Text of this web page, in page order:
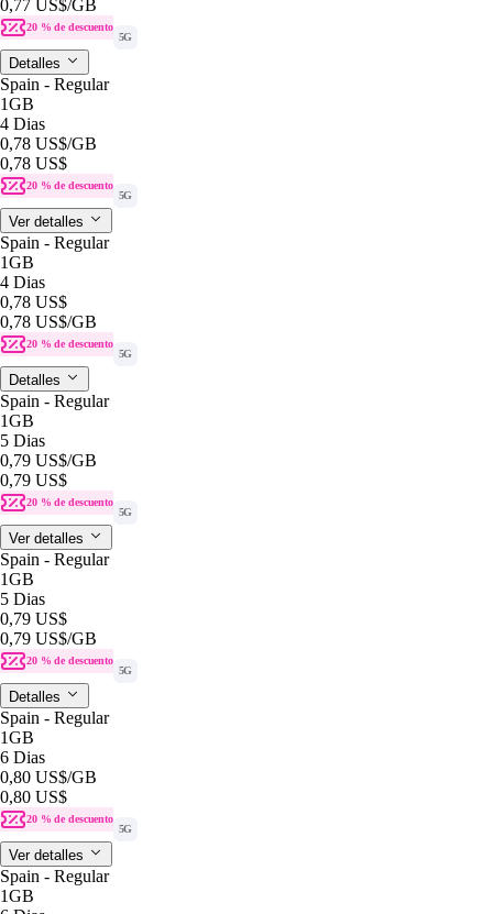
0,77 US$/GB
20 % de descuento
5G
Detalles
Spain - Regular
1GB
4 Dias
0,78 US$/GB
0,78 US$
20 % de descuento
5G
Ver detalles
Spain - Regular
1GB
4 Dias
0,78 US$
0,78 US$/GB
20 % de descuento
5G
Detalles
Spain - Regular
1GB
5 Dias
0,79 US$/GB
0,79 US$
20 % de descuento
5G
Ver detalles
Spain - Regular
1GB
5 Dias
0,79 US$
0,79 US$/GB
20 % de descuento
5G
Detalles
Spain - Regular
1GB
6 Dias
0,80 US$/GB
0,80 US$
20 % de descuento
5G
Ver detalles
Spain - Regular
1GB